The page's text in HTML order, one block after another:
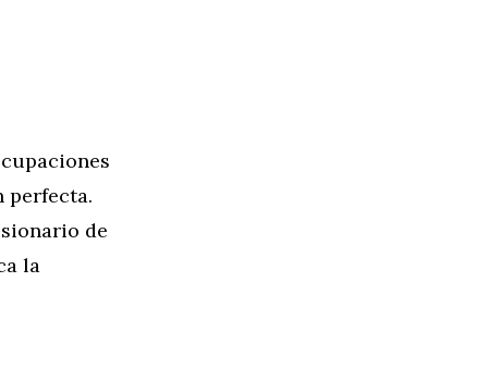
perfecta.
de
la